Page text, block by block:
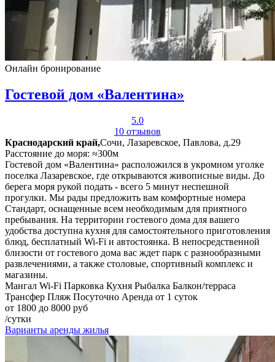
Онлайн бронирование
Гостевой дом «Валентина»
5.0
10 отзывов
Краснодарский край,Сочи, Лазаревское, Павлова, д.29
Расстояние до моря: ≈300м
Гостевой дом «Валентина» расположился в укромном уголке
поселка Лазаревское, где открываются живописные виды. До
берега моря рукой подать - всего 5 минут неспешной
прогулки. Мы рады предложить вам комфортные номера
Стандарт, оснащенные всем необходимым для приятного
пребывания. На территории гостевого дома для вашего
удобства доступна кухня для самостоятельного приготовления
блюд, бесплатный Wi-Fi и автостоянка. В непосредственной
близости от гостевого дома вас ждет парк с разнообразными
развлечениями, а также столовые, спортивный комплекс и
магазины.
Мангал Wi-Fi Парковка Кухня Рыбалка Балкон/терраса
Трансфер Пляж Посуточно Аренда от 1 суток
от 1800 до 8000 руб
/сутки
Варианты аренды жилья